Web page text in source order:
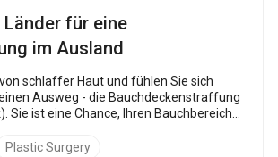
Länder für eine
im Ausland
schlaffer Haut und fühlen Sie sich
Ausweg - die Bauchdeckenstraffung
Sie ist eine Chance, Ihren Bauchbereich
Internationale Gesellschaft für Plastische
Plastic Surgery